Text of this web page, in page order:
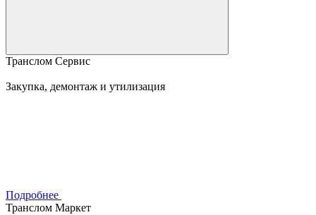
Транслом Сервис
Закупка, демонтаж и утилизация
Подробнее
Транслом Маркет